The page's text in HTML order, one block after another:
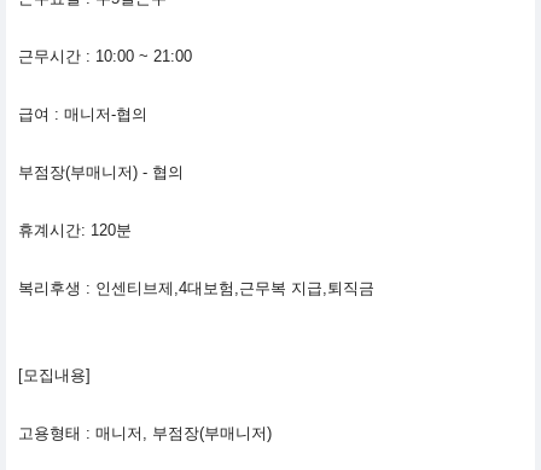
근무시간 : 10:00 ~ 21:00
급여 : 매니저-협의
부점장(부매니저) - 협의
휴계시간: 120분
복리후생 : 인센티브제,4대보험,근무복 지급,퇴직금
[모집내용]
고용형태 : 매니저, 부점장(부매니저)